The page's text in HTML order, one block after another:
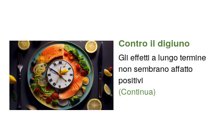
Contro il digiuno
Gli effetti a lungo termine
non sembrano affatto
positivi
(Continua)